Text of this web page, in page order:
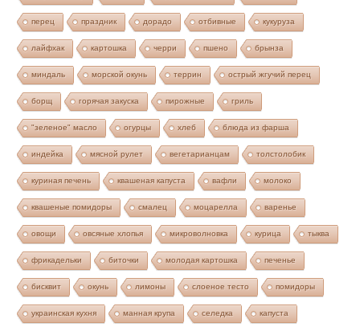
перец праздник дорадо отбивные кукуруза
лайфхак картошка черри пшено брынза
миндаль морской окунь террин острый жгучий перец
борщ горячая закуска пирожные гриль
"зеленое" масло огурцы хлеб блюда из фарша
индейка мясной рулет вегетарианцам толстолобик
куриная печень квашеная капуста вафли молоко
квашеные помидоры смалец моцарелла варенье
овощи овсяные хлопья микроволновка курица тыква
фрикадельки биточки молодая картошка печенье
бисквит окунь лимоны слоеное тесто помидоры
украинская кухня манная крупа селедка капуста